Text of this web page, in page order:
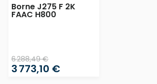
Borne J275 F 2K
FAAC H800
6 288,49 €
3 773,10 €